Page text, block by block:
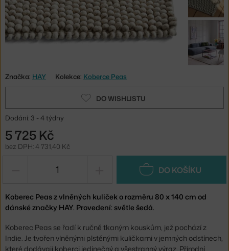
Značka: HAY Kolekce: Koberce Peas
DO WISHLISTU
Dodání: 3 - 4 týdny
5 725 Kč
bez DPH: 4 731,40 Kč
DO KOŠÍKU
Koberec Peas z vlněných kuliček o rozměru 80 x 140 cm od
dánské značky HAY. Provedení: světle šedá.
Koberec Peas se řadí k ručně tkaným kouskům, jež pochází z
Indie. Je tvořen vlněnými plstěnými kuličkami v jemných odstínech,
které dodávají koberci jedinečný a všestranný výraz. Přírodní